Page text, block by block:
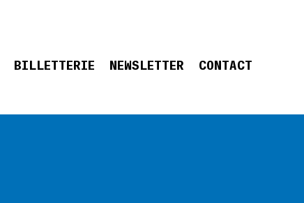
BILLETTERIE NEWSLETTER CONTACT